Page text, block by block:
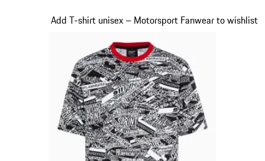
Add T-shirt unisex – Motorsport Fanwear to wishlist
Diapositiva 17 di 20